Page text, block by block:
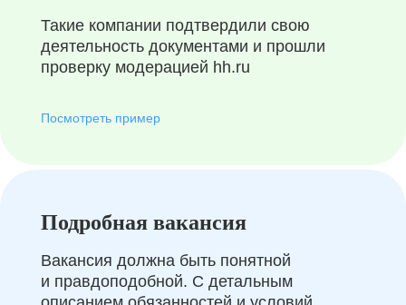
Такие компании подтвердили свою
деятельность документами и прошли
проверку модерацией hh.ru
Посмотреть пример
Подробная вакансия
Вакансия должна быть понятной
и правдоподобной. С детальным